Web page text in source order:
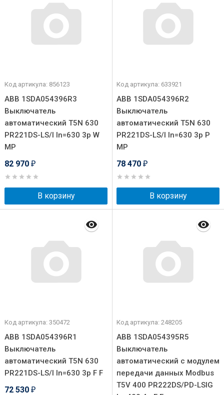
Код артикула: 856123
ABB 1SDA054396R3
Выключатель
автоматический T5N 630
PR221DS-LS/I In=630 3p W
MP
82 970 ₽
В корзину
Код артикула: 633921
ABB 1SDA054396R2
Выключатель
автоматический T5N 630
PR221DS-LS/I In=630 3p P
MP
78 470 ₽
В корзину
Код артикула: 350472
ABB 1SDA054396R1
Выключатель
автоматический T5N 630
PR221DS-LS/I In=630 3p F F
72 530 ₽
Код артикула: 248205
ABB 1SDA054395R5
Выключатель
автоматический с модулем
передачи данных Modbus
T5V 400 PR222DS/PD-LSIG